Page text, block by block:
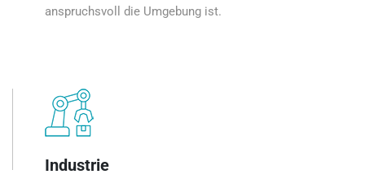
anspruchsvoll die Umgebung ist.
Industrie